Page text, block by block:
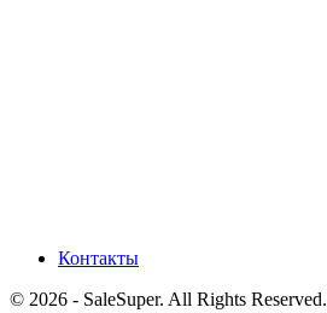
Контакты
© 2026 - SaleSuper. All Rights Reserved.